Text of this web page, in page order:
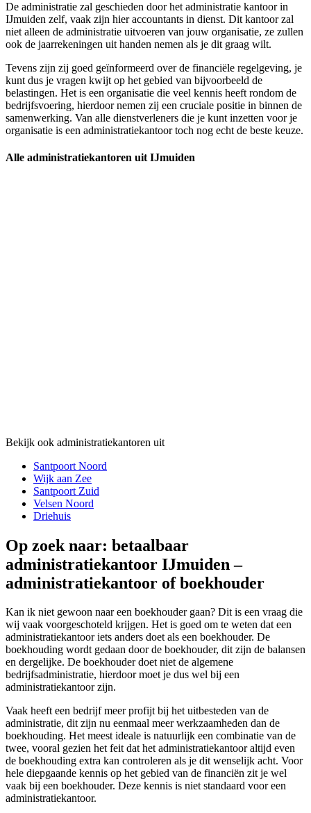
De administratie zal geschieden door het administratie kantoor in
IJmuiden zelf, vaak zijn hier accountants in dienst. Dit kantoor zal
niet alleen de administratie uitvoeren van jouw organisatie, ze zullen
ook de jaarrekeningen uit handen nemen als je dit graag wilt.
Tevens zijn zij goed geïnformeerd over de financiële regelgeving, je
kunt dus je vragen kwijt op het gebied van bijvoorbeeld de
belastingen. Het is een organisatie die veel kennis heeft rondom de
bedrijfsvoering, hierdoor nemen zij een cruciale positie in binnen de
samenwerking. Van alle dienstverleners die je kunt inzetten voor je
organisatie is een administratiekantoor toch nog echt de beste keuze.
Alle administratiekantoren uit IJmuiden
Bekijk ook administratiekantoren uit
Santpoort Noord
Wijk aan Zee
Santpoort Zuid
Velsen Noord
Driehuis
Op zoek naar: betaalbaar
administratiekantoor IJmuiden –
administratiekantoor of boekhouder
Kan ik niet gewoon naar een boekhouder gaan? Dit is een vraag die
wij vaak voorgeschoteld krijgen. Het is goed om te weten dat een
administratiekantoor iets anders doet als een boekhouder. De
boekhouding wordt gedaan door de boekhouder, dit zijn de balansen
en dergelijke. De boekhouder doet niet de algemene
bedrijfsadministratie, hierdoor moet je dus wel bij een
administratiekantoor zijn.
Vaak heeft een bedrijf meer profijt bij het uitbesteden van de
administratie, dit zijn nu eenmaal meer werkzaamheden dan de
boekhouding. Het meest ideale is natuurlijk een combinatie van de
twee, vooral gezien het feit dat het administratiekantoor altijd even
de boekhouding extra kan controleren als je dit wenselijk acht. Voor
hele diepgaande kennis op het gebied van de financiën zit je wel
vaak bij een boekhouder. Deze kennis is niet standaard voor een
administratiekantoor.